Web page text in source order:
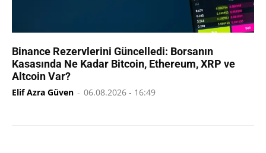
Binance Rezervlerini Güncelledi: Borsanın
Kasasında Ne Kadar Bitcoin, Ethereum, XRP ve
Altcoin Var?
Elif Azra Güven - 06.08.2026 - 16:49